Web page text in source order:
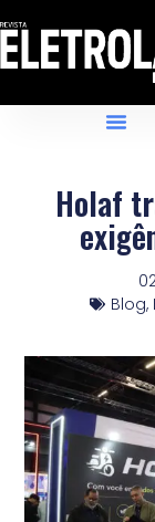
Holaf
Blog,